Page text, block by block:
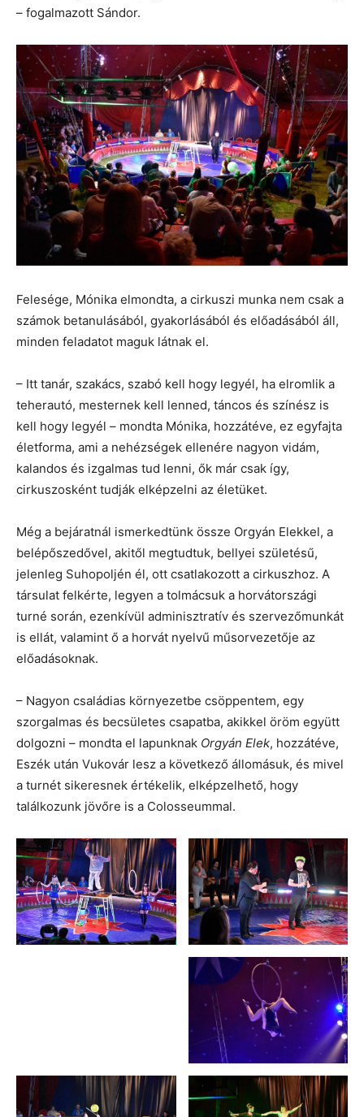
– fogalmazott Sándor.
Felesége, Mónika elmondta, a cirkuszi munka nem csak a
számok betanulásából, gyakorlásából és előadásából áll,
minden feladatot maguk látnak el.
– Itt tanár, szakács, szabó kell hogy legyél, ha elromlik a
teherautó, mesternek kell lenned, táncos és színész is
kell hogy legyél – mondta Mónika, hozzátéve, ez egyfajta
életforma, ami a nehézségek ellenére nagyon vidám,
kalandos és izgalmas tud lenni, ők már csak így,
cirkuszosként tudják elképzelni az életüket.
Még a bejáratnál ismerkedtünk össze Orgyán Elekkel, a
belépőszedővel, akitől megtudtuk, bellyei születésű,
jelenleg Suhopoljén él, ott csatlakozott a cirkuszhoz. A
társulat felkérte, legyen a tolmácsuk a horvátországi
turné során, ezenkívül adminisztratív és szervezőmunkát
is ellát, valamint ő a horvát nyelvű műsorvezetője az
előadásoknak.
– Nagyon családias környezetbe csöppentem, egy
szorgalmas és becsületes csapatba, akikkel öröm együtt
dolgozni – mondta el lapunknak Orgyán Elek, hozzátéve,
Eszék után Vukovár lesz a következő állomásuk, és mivel
a turnét sikeresnek értékelik, elképzelhető, hogy
találkozunk jövőre is a Colosseummal.